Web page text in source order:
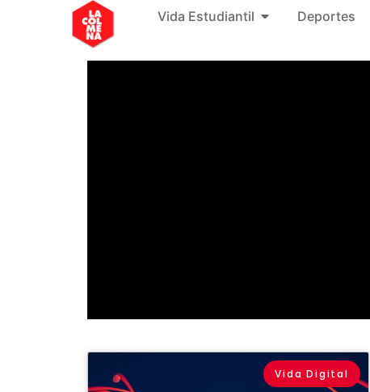
Vida Estudiantil Deportes
Vida Digital